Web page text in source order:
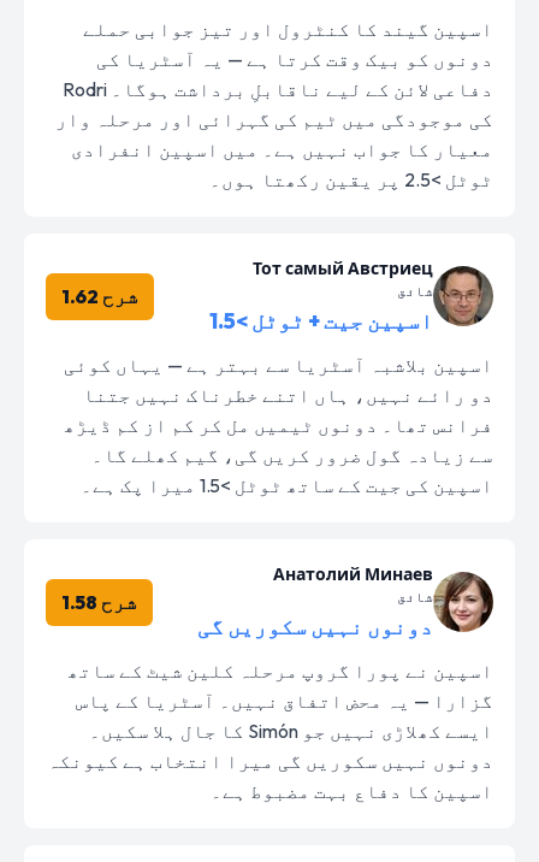
اسپین گیند کا کنٹرول اور تیز جوابی حملے
دونوں کو بیک وقت کرتا ہے — یہ آسٹریا کی
دفاعی لائن کے لیے ناقابلِ برداشت ہوگا۔ Rodri
کی موجودگی میں ٹیم کی گہرائی اور مرحلہ وار
معیار کا جواب نہیں ہے۔ میں اسپین انفرادی
ٹوٹل >2.5 پر یقین رکھتا ہوں۔
Тот самый Австриец
شائق
اسپین جیت + ٹوٹل >1.5
شرح 1.62
اسپین بلاشبہ آسٹریا سے بہتر ہے — یہاں کوئی
دو رائے نہیں، ہاں اتنے خطرناک نہیں جتنا
فرانس تھا۔ دونوں ٹیمیں مل کر کم از کم ڈیڑھ
سے زیادہ گول ضرور کریں گی، گیم کھلے گا۔
اسپین کی جیت کے ساتھ ٹوٹل >1.5 میرا پک ہے۔
Анатолий Минаев
شائق
دونوں نہیں سکوریں گی
شرح 1.58
اسپین نے پورا گروپ مرحلہ کلین شیٹ کے ساتھ
گزارا — یہ محض اتفاق نہیں۔ آسٹریا کے پاس
ایسے کھلاڑی نہیں جو Simón کا جال ہلا سکیں۔
دونوں نہیں سکوریں گی میرا انتخاب ہے کیونکہ
اسپین کا دفاع بہت مضبوط ہے۔